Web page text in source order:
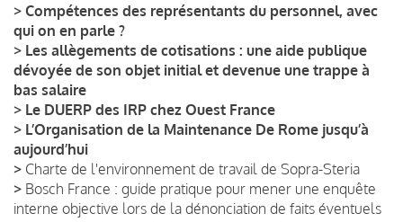
> Compétences des représentants du personnel, avec
qui on en parle ?
> Les allègements de cotisations : une aide publique
dévoyée de son objet initial et devenue une trappe à
bas salaire
> Le DUERP des IRP chez Ouest France
> L’Organisation de la Maintenance De Rome jusqu’à
aujourd’hui
> Charte de l'environnement de travail de Sopra-Steria
> Bosch France : guide pratique pour mener une enquête
interne objective lors de la dénonciation de faits éventuels